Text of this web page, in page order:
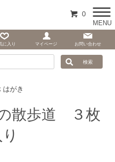
はがき
散歩道 ３枚
0
MENU
に入り マイページ お問い合わせ